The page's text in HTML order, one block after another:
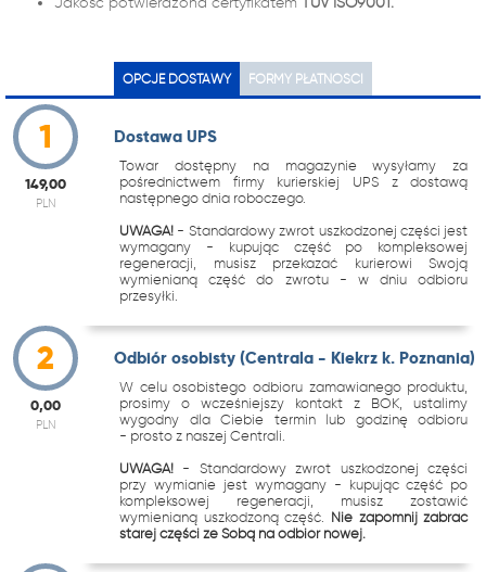
OPCJE DOSTAWY FORMY PŁATNOŚCI
1
149,00
PLN
Dostawa UPS
Towar dostępny na magazynie wysyłamy za
pośrednictwem firmy kurierskiej UPS z dostawą
następnego dnia roboczego.
UWAGA! - Standardowy zwrot uszkodzonej części jest
wymagany - kupując część po kompleksowej
regeneracji, musisz przekazać kurierowi Swoją
wymienianą część do zwrotu - w dniu odbioru
przesyłki.
2
0,00
PLN
Odbiór osobisty (Centrala - Kiekrz k. Poznania)
W celu osobistego odbioru zamawianego produktu,
prosimy o wcześniejszy kontakt z BOK, ustalimy
wygodny dla Ciebie termin lub godzinę odbioru
- prosto z naszej Centrali.
UWAGA! - Standardowy zwrot uszkodzonej części
przy wymianie jest wymagany - kupując część po
kompleksowej regeneracji, musisz zostawić
wymienianą uszkodzoną część. Nie zapomnij zabrać
starej części ze Sobą na odbiór nowej.